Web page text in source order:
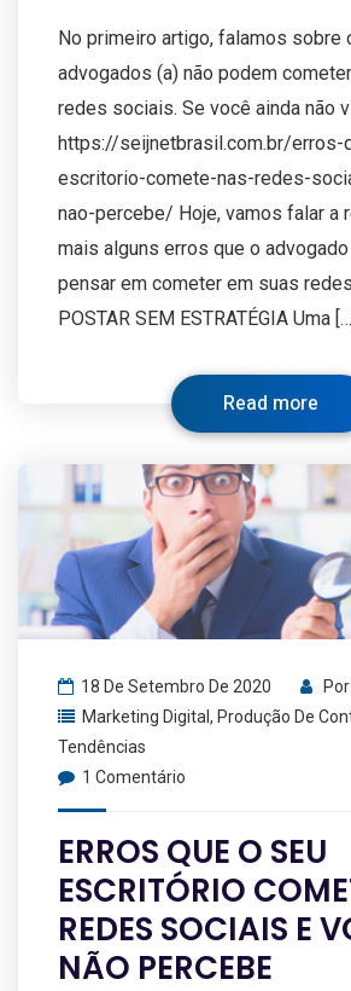
No primeiro artigo, falamos sobre
advogados (a) não podem
redes sociais. Se você ainda não
https://seijnetbrasil.com.br/erros-
escritorio-comete-nas-redes-
nao-percebe/ Hoje, vamos falar a
mais alguns erros que o
pensar em cometer em suas
POSTAR SEM ESTRATÉGIA Uma
Read more
18 De Setembro De 2020 Por
Marketing Digital , Produção De
Tendências
1 Comentário
ERROS QUE O SEU
ESCRITÓRIO
REDES SOCIAIS E
NÃO PERCEBE